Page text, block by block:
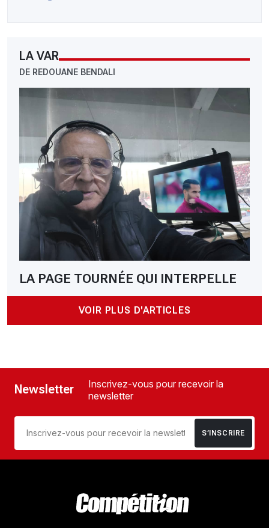
LA VAR
DE REDOUANE BENDALI
LA PAGE TOURNÉE QUI INTERPELLE
VOIR PLUS D'ARTICLES
Newsletter
Inscrivez-vous pour recevoir la
newsletter
S’INSCRIRE